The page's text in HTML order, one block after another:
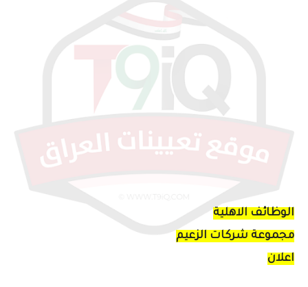
الوظائف الاهلية
مجموعة شركات الزعيم
اعلان